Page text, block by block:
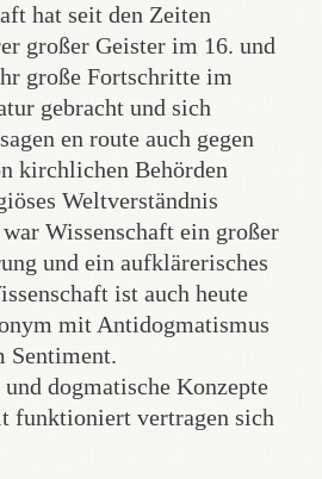
hat seit den Zeiten
großer Geister im 16. und
große Fortschritte im
gebracht und sich
en route auch gegen
kirchlichen Behörden
Weltverständnis
Wissenschaft ein großer
und ein aufklärerisches
ist auch heute
mit Antidogmatismus
Sentiment.
dogmatische Konzepte
funktioniert vertragen sich